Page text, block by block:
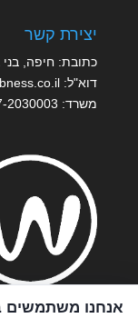
יצירת קשר
כתובת: חיפה, בני
דוא"ל:
משרד: 2030003
© כל הזכויות
אנחנו משתמשים